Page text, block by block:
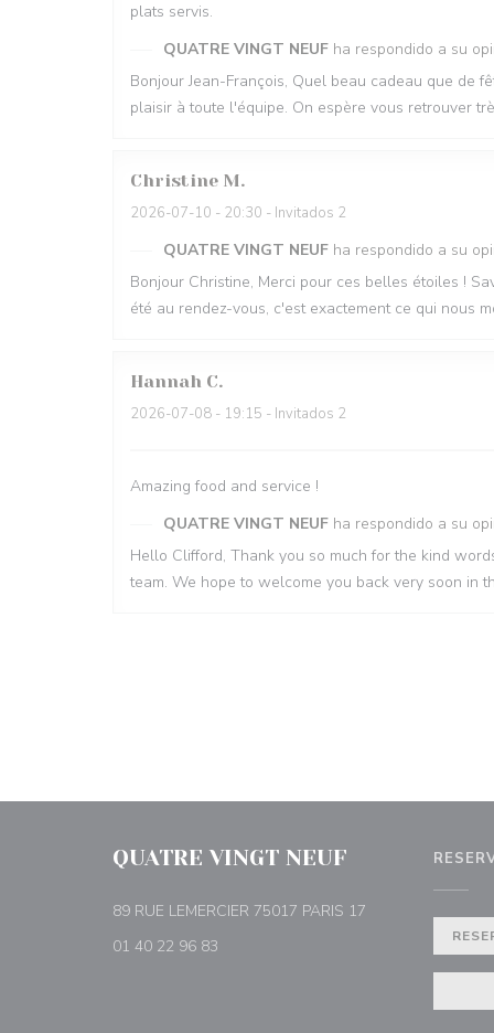
plats servis.
QUATRE VINGT NEUF ha respondido a su
Bonjour Jean-François, Quel beau cadeau que de
plaisir à toute l'équipe. On espère vous retrouver
Christine M
2026-07-10 - 20:30 - Invitados 2
QUATRE VINGT NEUF ha respondido a su
Bonjour Christine, Merci pour ces belles étoiles !
été au rendez-vous, c'est exactement ce qui nous
Hannah C
2026-07-08 - 19:15 - Invitados 2
Amazing food and service !
QUATRE VINGT NEUF ha respondido a su
Hello Clifford, Thank you so much for the kind
team. We hope to welcome you back very soon in
QUATRE VINGT NEUF
89 RUE LEMERCIER 75017 PARIS 17
01 40 22 96 83